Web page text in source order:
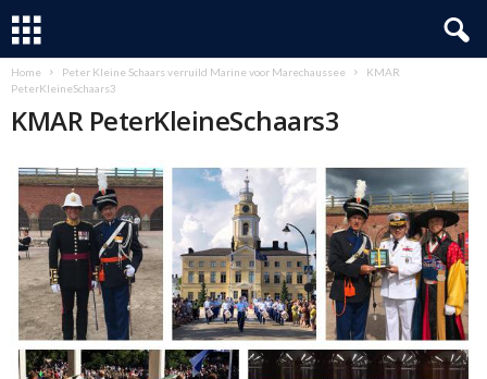
Home Peter Kleine Schaars verruild Marine voor Marechaussee
KMAR
PeterKleineSchaars3
KMAR PeterKleineSchaars3